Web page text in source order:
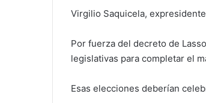
Virgilio Saquicela,
Por fuerza del decreto de
legislativas para completar el
Esas elecciones deberían